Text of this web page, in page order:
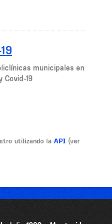
municipales en
19
utilizando la API (ver